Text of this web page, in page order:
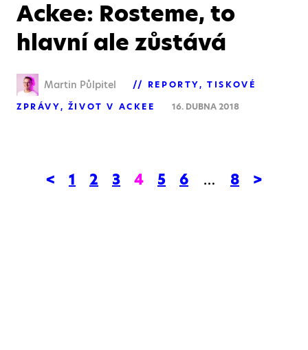
Ackee: Rosteme, to
hlavní ale zůstává
Martin Půlpitel REPORTY
TISKOVÉ
ZPRÁVY
ŽIVOT V ACKEE 16. DUBNA 2018
< 1 2 3 4 5 6 … 8 >